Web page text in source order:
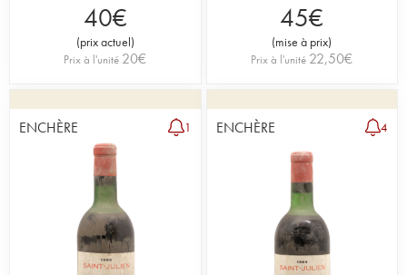
40€
(prix actuel)
Prix à l'unité 20€
45€
(mise à prix)
Prix à l'unité 22,50€
ENCHÈRE 1 ENCHÈRE 4